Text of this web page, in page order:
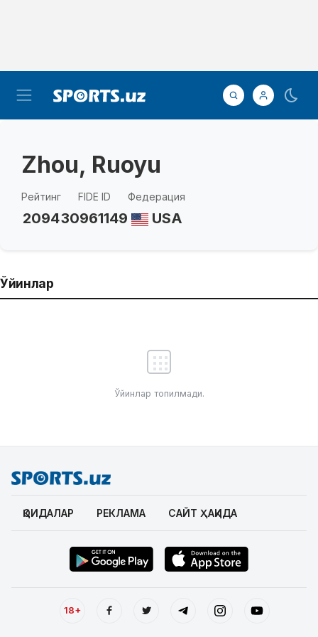
Zhou, Ruoyu
Рейтинг
2094
FIDE ID
30961149
Федерация
USA
Ўйинлар
Ўйинлар топилмади.
ҚОИДАЛАР РЕКЛАМА САЙТ ҲАҚИДА
18+